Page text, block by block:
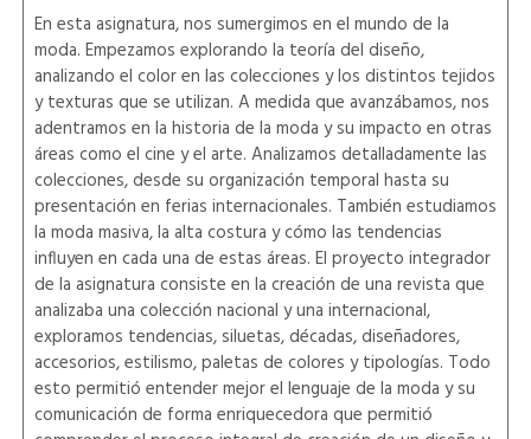
En esta asignatura, nos sumergimos en el mundo de la
moda. Empezamos explorando la teoría del diseño,
analizando el color en las colecciones y los distintos tejidos
y texturas que se utilizan. A medida que avanzábamos, nos
adentramos en la historia de la moda y su impacto en otras
áreas como el cine y el arte. Analizamos detalladamente las
colecciones, desde su organización temporal hasta su
presentación en ferias internacionales. También estudiamos
la moda masiva, la alta costura y cómo las tendencias
influyen en cada una de estas áreas. El proyecto integrador
de la asignatura consiste en la creación de una revista que
analizaba una colección nacional y una internacional,
exploramos tendencias, siluetas, décadas, diseñadores,
accesorios, estilismo, paletas de colores y tipologías. Todo
esto permitió entender mejor el lenguaje de la moda y su
comunicación de forma enriquecedora que permitió